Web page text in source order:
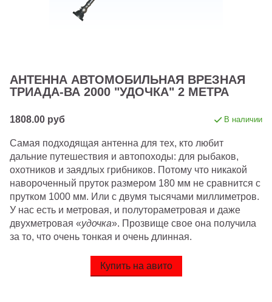
АНТЕННА АВТОМОБИЛЬНАЯ ВРЕЗНАЯ
ТРИАДА-ВА 2000 "УДОЧКА" 2 МЕТРА
1808.00 руб В наличии
Самая подходящая антенна для тех, кто любит
дальние путешествия и автопоходы: для рыбаков,
охотников и заядлых грибников. Потому что никакой
навороченный пруток размером 180 мм не сравнится с
прутком 1000 мм. Или с двумя тысячами миллиметров.
У нас есть и метровая, и полутораметровая и даже
двухметровая «удочка». Прозвище свое она получила
за то, что очень тонкая и очень длинная.
Купить на авито